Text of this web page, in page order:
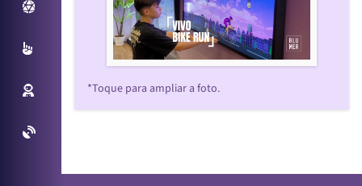
Plataforma Virtual
Multitouch
Reconhecimento Facial
*Toque para ampliar a foto.